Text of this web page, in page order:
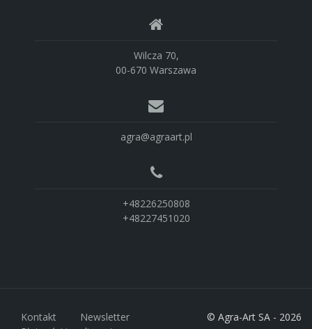
Wilcza 70,
00-670 Warszawa
agra@agraart.pl
+48226250808
+48227451020
Kontakt
Newsletter
© Agra-Art SA - 2026